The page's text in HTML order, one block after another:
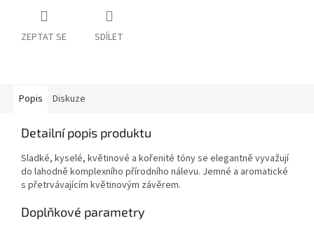
ZEPTAT SE SDÍLET
Popis Diskuze
Detailní popis produktu
Sladké, kyselé, květinové a kořenité tóny se elegantně vyvažují
do lahodně komplexního přírodního nálevu. Jemné a aromatické
s přetrvávajícím květinovým závěrem.
Doplňkové parametry